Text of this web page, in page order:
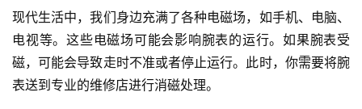
现代生活中，我们身边充满了各种电磁场，如手机、电脑、
电视等。这些电磁场可能会影响腕表的运行。如果腕表受
磁，可能会导致走时不准或者停止运行。此时，你需要将腕
表送到专业的维修店进行消磁处理。